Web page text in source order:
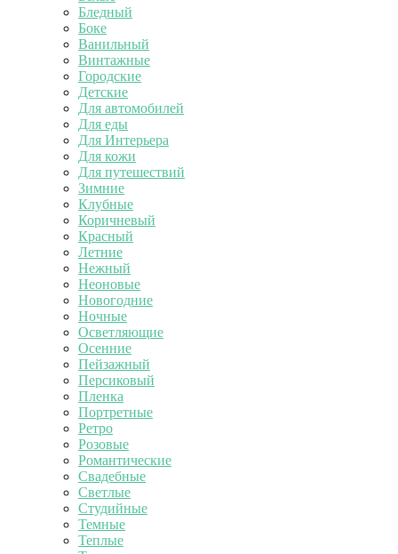
Бледный
Боке
Ванильный
Винтажные
Городские
Детские
Для автомобилей
Для еды
Для Интерьера
Для кожи
Для путешествий
Зимние
Клубные
Коричневый
Красный
Летние
Нежный
Неоновые
Новогодние
Ночные
Осветляющие
Осенние
Пейзажный
Персиковый
Пленка
Портретные
Ретро
Розовые
Романтические
Свадебные
Светлые
Студийные
Темные
Теплые